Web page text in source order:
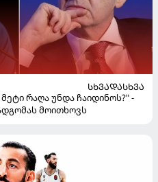
ᲡᲮᲕᲐᲓᲐᲡᲮᲕᲐ
რაღა უნდა ჩაიდინოს?" -
მოითხოვს